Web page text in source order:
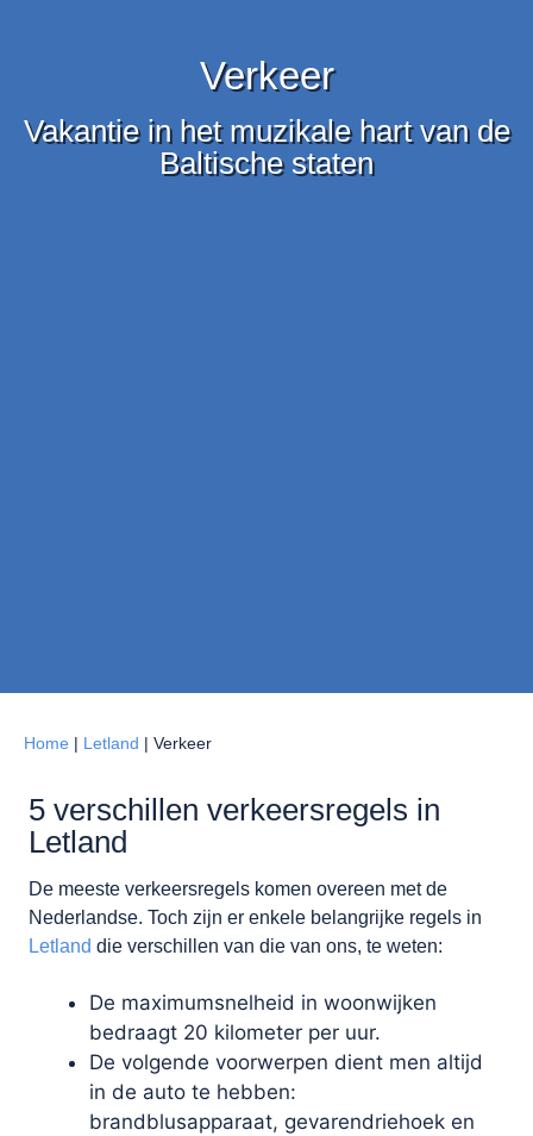
Verkeer
Vakantie in het muzikale hart van de
Baltische staten
Home | Letland | Verkeer
5 verschillen verkeersregels in
Letland
De meeste verkeersregels komen overeen met de
Nederlandse. Toch zijn er enkele belangrijke regels in
Letland die verschillen van die van ons, te weten:
De maximumsnelheid in woonwijken
bedraagt 20 kilometer per uur.
De volgende voorwerpen dient men altijd
in de auto te hebben:
brandblusapparaat, gevarendriehoek en